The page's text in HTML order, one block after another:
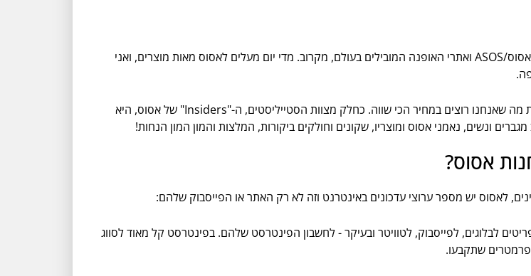
בשנים האחרונות הסנאית הזאת גולשת כל היום באתרי הקניות, ועוקבת אחר אסוס/ASOS ואתרי האופנה המובילים בעולם, מקרוב. מדי יום מעלים לאסוס מאות מוצרים, ואני
במרוצת השנים פיתחנו את השיטות החכמות והקלות ביותר למצוא ולהזמין את מה שאנחנו רוצים במחיר הכי שווה. כחלק מצוות הסטייליסטים, ה-"Insiders" של אסוס, היא
ונשים, נאמני אסוס ומוצריו, שקונים וחולקים ביקורות, המלצות והמון המון הנחות!
אסוס?
לאסוס יש מספר ערוצי עדכונים באינטרנט וזה לא רק האתר או הפייסבוק שלהם:
לבלוגים, לפייסבוק, לטוויטר ובעיקר - לחשבון הפינטרסט שלהם. בפינטרסט קל מאוד לסווג
פרמטרים שתקבעו.